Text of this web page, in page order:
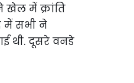
खेल में क्रांति
में सभी ने
थी. दूसरे वनडे